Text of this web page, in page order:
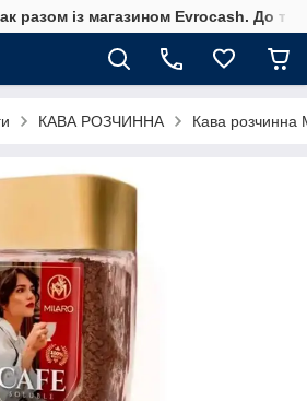
разом із магазином Evrocash. До
КАВА РОЗЧИННА Кава розчинна